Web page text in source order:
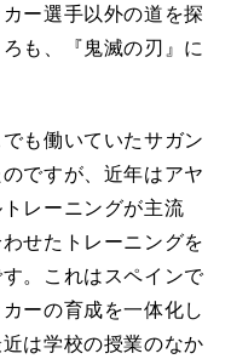
ー選手以外の道を探
も、『鬼滅の刃』に
も働いていたサガン
ですが、近年はアヤ
レーニングが主流
せたトレーニングを
。これはスペインで
ーの育成を一体化し
は学校の授業のなか